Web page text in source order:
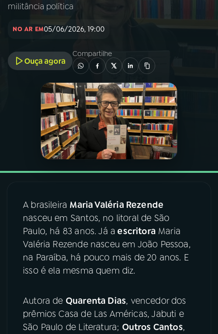
INÍCIO
A RÁDIO
PROGRAMAÇÃO
PROGRAMAS
PODCASTS
07ÚLTIMAS
08FESTIVAL DE MÚSICA
YouTube Facebook
Instagram X
militância política
NO AR EM05/06/2026, 19:00
Ouça agora
Compartilhe
A brasileira Maria Valéria Rezende
nasceu em Santos, no litoral de São
Paulo, há 83 anos. Já a escritora Maria
Valéria Rezende nasceu em João Pessoa,
na Paraíba, há pouco mais de 20 anos. E
isso é ela mesma quem diz.
Autora de Quarenta Dias, vencedor dos
prêmios Casa de Las Américas, Jabuti e
São Paulo de Literatura; Outros Cantos,